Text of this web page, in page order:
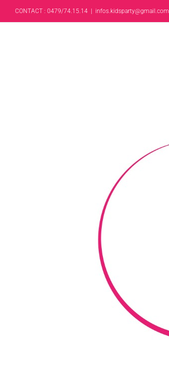
CONTACT : 0479/74.15.14 infos.kidsparty@gmail.com